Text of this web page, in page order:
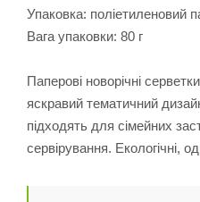
Упаковка: поліетиленовий
Вага упаковки: 80 г
Паперові новорічні
яскравий тематичний
підходять для сімейних
сервірування. Екологічні,